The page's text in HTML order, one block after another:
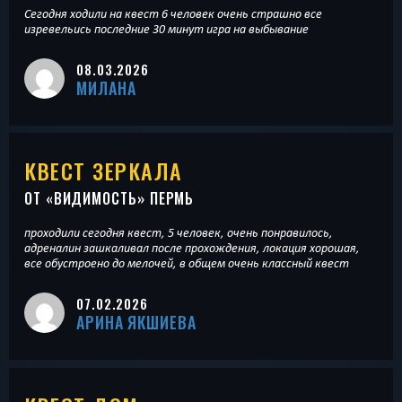
Сегодня ходили на квест 6 человек очень страшно все
изревельись последние 30 минут игра на выбывание
08.03.2026
МИЛАНА
КВЕСТ ЗЕРКАЛА
ОТ «ВИДИМОСТЬ» ПЕРМЬ
проходили сегодня квест, 5 человек, очень понравилось,
адреналин зашкаливал после прохождения, локация хорошая,
все обустроено до мелочей, в общем очень классный квест
07.02.2026
АРИНА ЯКШИЕВА